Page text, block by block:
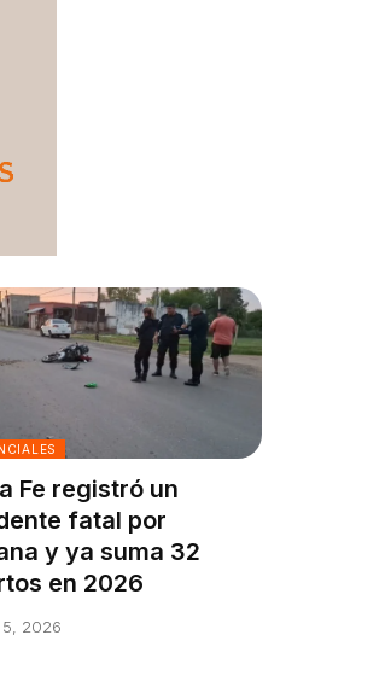
Fe registró un
fatal por
y ya suma 32
en 2026
2026